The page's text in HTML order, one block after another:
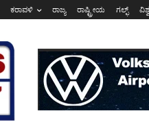
ಕರಾವಳಿ ರಾಜ್ಯ ರಾಷ್ಟ್ರೀಯ ಗಲ್ಫ್ ವಿಶ್ವ